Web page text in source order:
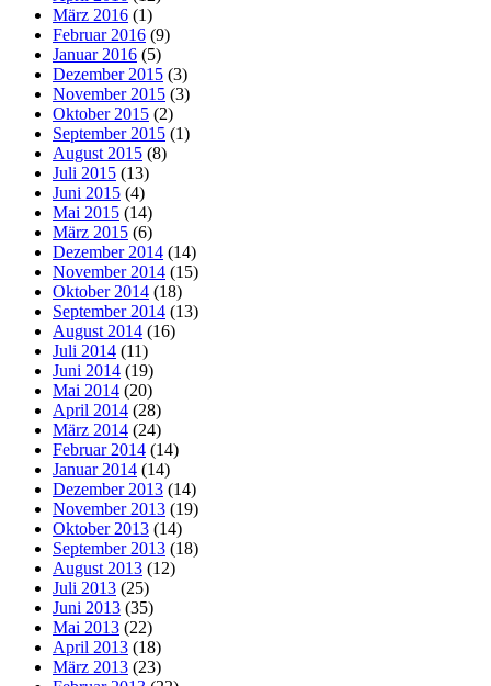
März 2016 (1)
Februar 2016 (9)
Januar 2016 (5)
Dezember 2015 (3)
November 2015 (3)
Oktober 2015 (2)
September 2015 (1)
August 2015 (8)
Juli 2015 (13)
Juni 2015 (4)
Mai 2015 (14)
März 2015 (6)
Dezember 2014 (14)
November 2014 (15)
Oktober 2014 (18)
September 2014 (13)
August 2014 (16)
Juli 2014 (11)
Juni 2014 (19)
Mai 2014 (20)
April 2014 (28)
März 2014 (24)
Februar 2014 (14)
Januar 2014 (14)
Dezember 2013 (14)
November 2013 (19)
Oktober 2013 (14)
September 2013 (18)
August 2013 (12)
Juli 2013 (25)
Juni 2013 (35)
Mai 2013 (22)
April 2013 (18)
März 2013 (23)